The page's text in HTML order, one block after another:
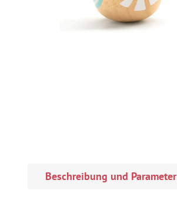
Beschreibung und Parameter